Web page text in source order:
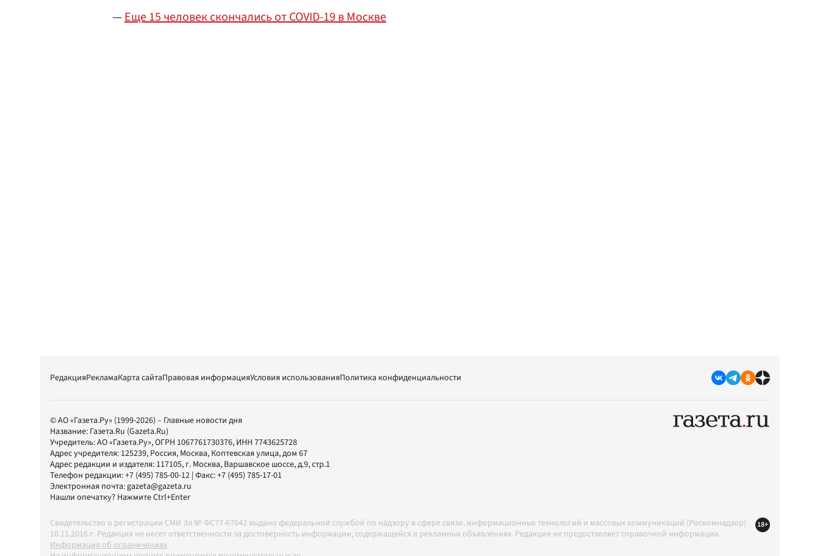
—Еще 15 человек скончались от COVID-19 в Москве
РедакцияРекламаКарта сайтаПравовая информацияУсловия использованияПолитика конфиденциальности
© АО «Газета.Ру» (1999-2026) – Главные новости дня
Название: Газета.Ru (Gazeta.Ru)
Учредитель:АО «Газета.Ру», ОГРН 1067761730376, ИНН 7743625728
Адрес учредителя: 125239, Россия, Москва, Коптевская улица, дом 67
Адрес редакции и издателя: 117105, г. Москва, Варшавское шоссе, д.9, стр.1
Телефон редакции:+7 (495) 785-00-12 | Факс:+7 (495) 785-17-01
Электронная почта:gazeta@gazeta.ru
Нашли опечатку? Нажмите Ctrl+Enter
Свидетельство о регистрации СМИ Эл № ФС77-67642 выдано федеральной службой по надзору в сфере связи, информационных технологий и массовых коммуникаций (Роскомнадзор)
10.11.2016 г. Редакция не несет ответственности за достоверность информации, содержащейся в рекламных объявлениях. Редакция не предоставляет справочной информации.
Информация об ограничениях
18+